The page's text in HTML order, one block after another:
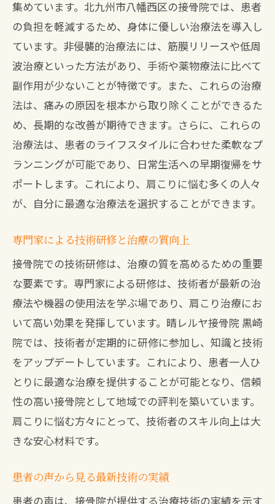
集めています。北九州市八幡西区の接骨院では、患者
の負担を軽減するため、身体に優しい治療法を導入し
ています。非侵襲的治療法には、筋膜リリースや低周
波治療といった方法があり、手術や薬物療法に比べて
副作用が少ないことが特徴です。また、これらの治療
法は、痛みの原因を根本から取り除くことができるた
め、長期的な改善が期待できます。さらに、これらの
治療法は、患者のライフスタイルに合わせた柔軟なプ
ランニングが可能であり、日常生活への早期復帰をサ
ポートします。これにより、肩こりに悩む多くの人々
が、自分に最適な治療法を選択することができます。
専門家による技術研修と治療の質向上
接骨院での技術研修は、治療の質を高めるための重要
な要素です。専門家による研修は、技術者が最新の治
療法や機器の使用法を学ぶ場であり、肩こり治療にお
いて高い効果を発揮しています。晴レルヤ接骨院 黒崎
院では、技術者が定期的に研修に参加し、知識と技術
をアップデートしています。これにより、患者一人ひ
とりに最適な治療を提供することが可能となり、信頼
性の高い接骨院として地域での評判を築いています。
肩こりに悩む方々にとって、技術者のスキル向上は大
きな安心材料です。
患者の声から見る最新技術の実績
患者の声は、接骨院が提供する治療技術の実績を示す